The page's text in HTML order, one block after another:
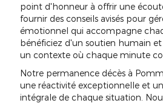
point d'honneur à offrir une
fournir des conseils avisés pour
émotionnel qui accompagne
bénéficiez d'un soutien humain
un contexte où chaque minute
Notre permanence décès à
une réactivité exceptionnelle et
intégrale de chaque situation.